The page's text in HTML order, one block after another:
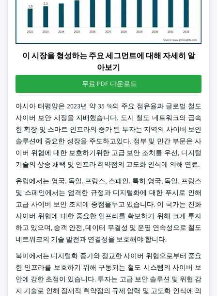
이 시장을 형성하는 주요 세그먼트에 대해 자세히 알
아보기
무료 PDF 다운로드
아시아 태평양은 2023년 약 35 %의 주요 점유율과 글로벌 철도
사이버 보안 시장을 지배했습니다. 도시 철도 네트워크의 급속
한 확장 및 스마트 인프라의 증가 된 투자는 지역의 사이버 보안
솔루션에 중요한 성장을 주도하고있다. 정부 및 민간 부문은 사
이버 위협에 대한 보호하기위한 고급 보안 조치를 우선, 디지털
기술의 상승 채택 및 인프라 취약점의 고도화 인식에 의해 연료.
유럽에서는 영국, 독일, 프랑스, 스페인, 특히 영국, 독일, 프랑스
및 스페인에서는 엄격한 규정과 디지털화에 대한 푸시로 인해
고급 사이버 보안 조치에 중점을두고 있습니다. 이 국가는 진화
사이버 위협에 대한 중요한 인프라를 확보하기 위해 크게 투자
하고 있으며, 승객 안전, 데이터 무결성 및 운영 연속성으로 철도
네트워크의 기술 발전과 연결성을 보호해야 합니다.
북미에서는 디지털화 증가와 정교한 사이버 위협으로부터 중요
한 인프라를 보호하기 위해 구동되는 철도 시스템의 사이버 보
안에 강한 초점이 있습니다. 투자는 고급 보안 솔루션 및 위협 감
지 기술로 인해 잠재적 취약점의 규제 압력 및 고도화 인식에 의